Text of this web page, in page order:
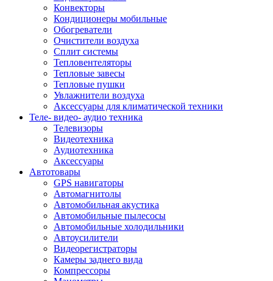
Конвекторы
Кондиционеры мобильные
Обогреватели
Очистители воздуха
Сплит системы
Тепловентеляторы
Тепловые завесы
Тепловые пушки
Увлажнители воздуха
Аксессуары для климатической техники
Теле- видео- аудио техника
Телевизоры
Видеотехника
Аудиотехника
Аксессуары
Автотовары
GPS навигаторы
Автомагнитолы
Автомобильная акустика
Автомобильные пылесосы
Автомобильные холодильники
Автоусилители
Видеорегистраторы
Камеры заднего вида
Компрессоры